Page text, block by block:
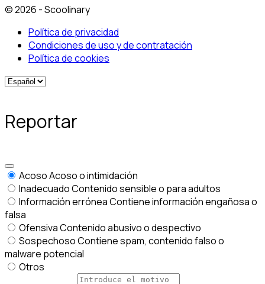
© 2026 - Scoolinary
Política de privacidad
Condiciones de uso y de contratación
Política de cookies
Reportar
AcosoAcoso o intimidación
InadecuadoContenido sensible o para adultos
Información erróneaContiene información engañosa o
falsa
OfensivaContenido abusivo o despectivo
SospechosoContiene spam, contenido falso o
malware potencial
Otros